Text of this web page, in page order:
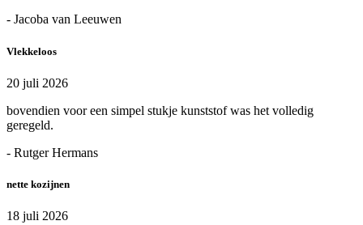
- Jacoba van Leeuwen
Vlekkeloos
20 juli 2026
bovendien voor een simpel stukje kunststof was het volledig
geregeld.
- Rutger Hermans
nette kozijnen
18 juli 2026